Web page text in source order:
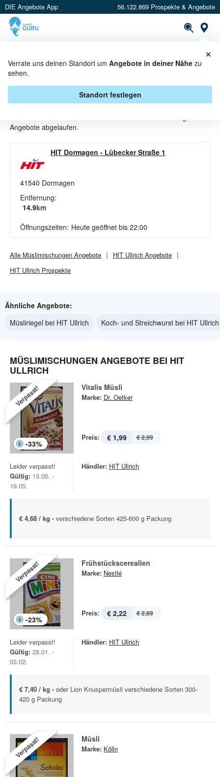
DIE Angebote App 56.122.869 Prospekte & Angebote
Verrate uns deinen Standort um Angebote in deiner Nähe zu
sehen.
Standort festlegen
×
MÜSLIMISCHUNGEN ANGEBOTE &
AKTIONEN BEI HIT ULLRICH
Angebote abgelaufen.
HIT Dormagen - Lübecker Straße 1
41540 Dormagen
Entfernung:
14.9km
Öffnungszeiten: Heute geöffnet bis 22:00
Alle Müslimischungen Angebote HIT Ullrich Angebote
HIT Ullrich Prospekte
Ähnliche Angebote:
Müsliriegel bei HIT Ullrich
Koch- und Streichwurst bei HIT Ullrich
MÜSLIMISCHUNGEN ANGEBOTE BEI HIT
ULLRICH
Verpasst!
-33%
Vitalis Müsli
Marke: Dr. Oetker
Preis: € 1,99 € 2,99
Leider verpasst!
Gültig: 13.05. -
19.05.
Händler: HIT Ullrich
€ 4,68 / kg - verschiedene Sorten 425-600 g Packung
Verpasst!
-23%
Frühstückscerealien
Marke: Nestlé
Preis: € 2,22 € 2,89
Leider verpasst!
Gültig: 28.01. -
03.02.
Händler: HIT Ullrich
€ 7,40 / kg - oder Lion Knuspermüsli verschiedene Sorten 300-
420 g Packung
Verpasst! Müsli
Marke: Kölln